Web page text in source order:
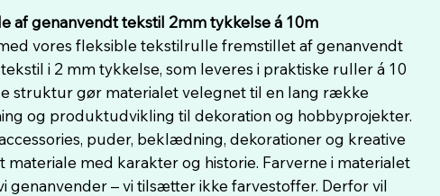
af genanvendt tekstil 2mm tykkelse á 10m
vores fleksible tekstilrulle fremstillet af genanvendt
i 2 mm tykkelse, som leveres i praktiske ruller á 10
struktur gør materialet velegnet til en lang række
og produktudvikling til dekoration og hobbyprojekter.
puder, beklædning, dekorationer og kreative
med karakter og historie. Farverne i materialet
– vi tilsætter ikke farvestoffer. Derfor vil